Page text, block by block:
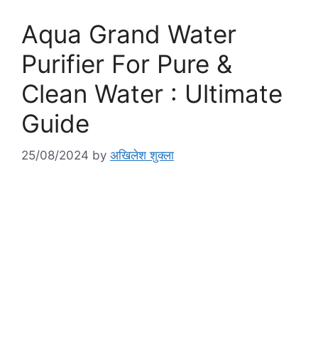
Aqua Grand Water
Purifier For Pure &
Clean Water : Ultimate
Guide
25/08/2024 by अखिलेश शुक्ला